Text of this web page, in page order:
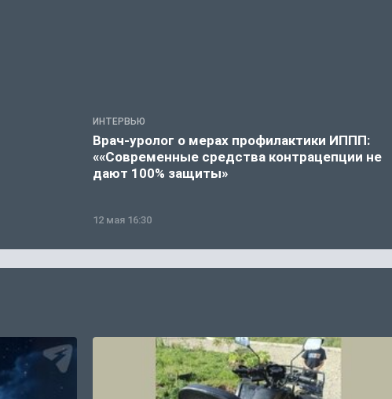
ИНТЕРВЬЮ
Врач-уролог о мерах профилактики ИППП:
««Современные средства контрацепции не
дают 100% защиты»
12 мая 16:30